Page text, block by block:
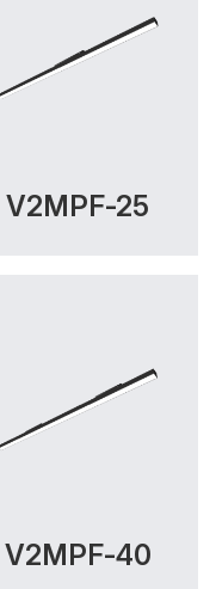
V2MPF-25
V2MPF-40